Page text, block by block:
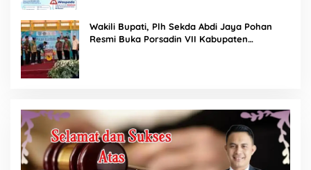
Wakili Bupati, Plh Sekda Abdi Jaya Pohan
Resmi Buka Porsadin VII Kabupaten